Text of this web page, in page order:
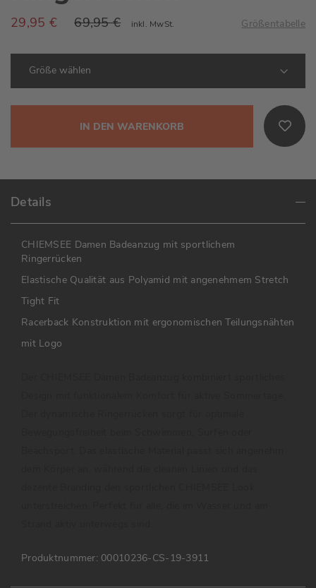
29,95 € 69,95 € inkl. MwSt. Größentabelle
IN DEN WARENKORB
Details
CHIEMSEE Damen Badeanzug mit sportlichem
Ringerrücken
Elastische Qualität aus Polyamid mit angenehmem Stretch
Tight Fit
Racerback Konstruktion mit ergonomischen Teilungsnähten
mit Logo
Produktnummer: 00010236-CS-19-3911